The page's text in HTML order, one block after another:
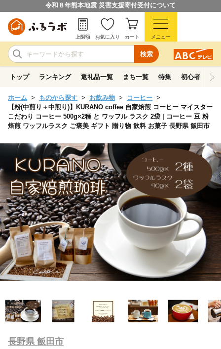
令和８年熊本地震 災害支援寄付受付について
検索
上限額 お気に入り カート メニュー
トップ ランキング 返礼品一覧 まち一覧 特集 初心者ガイド
ホーム ものから探す お飲み物
コーヒー
【粉(中煎り＋中煎り)】KURANO coffee 自家焙煎 コーヒー マイスター
こだわり コーヒー 500g×2種 と ワッフル ラスク 2袋 | コーヒー 豆 粉
焙煎 ワッフルラスク ご褒美 ギフト 贈り物 飲料 お菓子 長野県 飯田市
長野県 飯田市